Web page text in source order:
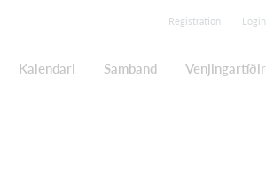
Registration Login
Kalendari Samband Venjingartíðir